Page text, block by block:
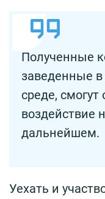
Полученные
заведенные
среде,
воздействие
дальнейшем.
Уехать и